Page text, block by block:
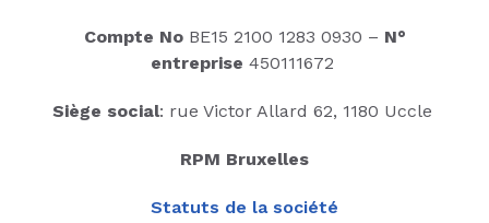
Compte No BE15 2100 1283 0930 – N°
entreprise 450111672
Siège social: rue Victor Allard 62, 1180 Uccle
RPM Bruxelles
Statuts de la société